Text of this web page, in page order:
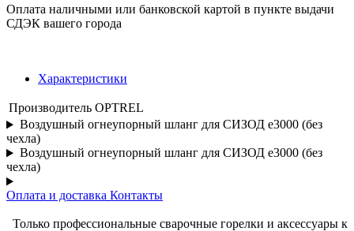
Оплата наличными или банковской картой в пункте выдачи
СДЭК вашего города
Характеристики
Производитель OPTREL
Воздушный огнеупорный шланг для СИЗОД e3000 (без
чехла)
Воздушный огнеупорный шланг для СИЗОД e3000 (без
чехла)
Оплата и доставка Контакты
Только профессиональные сварочные горелки и аксессуары к